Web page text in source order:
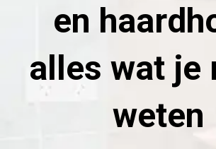
en
alles wat je
weten